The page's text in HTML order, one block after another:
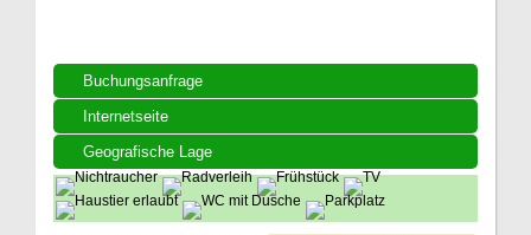
Buchungsanfrage
Internetseite
Geografische Lage